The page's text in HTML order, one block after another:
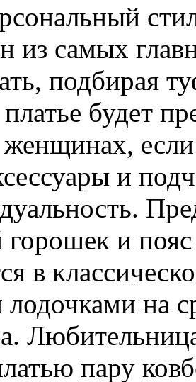
из самых
подбирая
будет
и
горошек и
в
на
пару